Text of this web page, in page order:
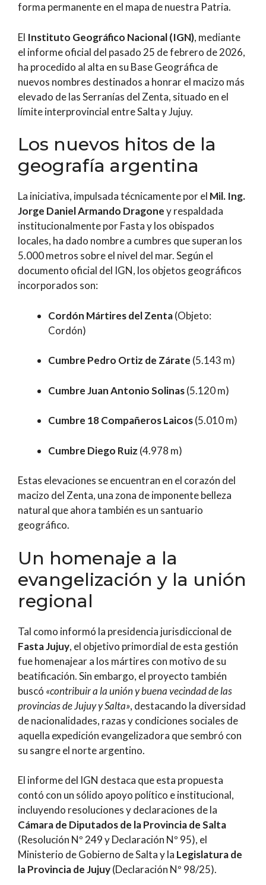
forma permanente en el mapa de nuestra Patria.
El Instituto Geográfico Nacional (IGN), mediante
el informe oficial del pasado 25 de febrero de 2026,
ha procedido al alta en su Base Geográfica de
nuevos nombres destinados a honrar el macizo más
elevado de las Serranías del Zenta, situado en el
límite interprovincial entre Salta y Jujuy.
Los nuevos hitos de la
geografía argentina
La iniciativa, impulsada técnicamente por el Mil. Ing.
Jorge Daniel Armando Dragoney respaldada
institucionalmente por Fasta y los obispados
locales, ha dado nombre a cumbres que superan los
5.000 metros sobre el nivel del mar. Según el
documento oficial del IGN, los objetos geográficos
incorporados son:
Cordón Mártires del Zenta(Objeto:
Cordón)
Cumbre Pedro Ortiz de Zárate (5.143 m)
Cumbre Juan Antonio Solinas(5.120 m)
Cumbre 18 Compañeros Laicos(5.010 m)
Cumbre Diego Ruiz (4.978 m)
Estas elevaciones se encuentran en el corazón del
macizo del Zenta, una zona de imponente belleza
natural que ahora también es un santuario
geográfico.
Un homenaje a la
evangelización y la unión
regional
Tal como informó la presidencia jurisdiccional de
Fasta Jujuy, el objetivo primordial de esta gestión
fue homenajear a los mártires con motivo de su
beatificación. Sin embargo, el proyecto también
buscó «contribuir a la unión y buena vecindad de las
provincias de Jujuy y Salta», destacando la diversidad
de nacionalidades, razas y condiciones sociales de
aquella expedición evangelizadora que sembró con
su sangre el norte argentino.
El informe del IGN destaca que esta propuesta
contó con un sólido apoyo político e institucional,
incluyendo resoluciones y declaraciones de la
Cámara de Diputados de la Provincia de Salta
(Resolución Nº 249 y Declaración Nº 95), el
Ministerio de Gobierno de Salta y la Legislatura de
la Provincia de Jujuy(Declaración Nº 98/25).